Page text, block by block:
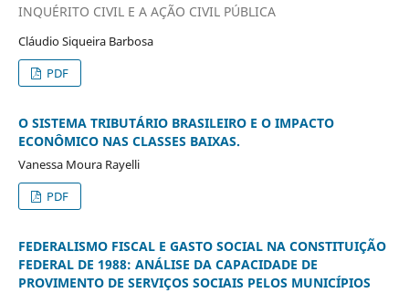
INQUÉRITO CIVIL E A AÇÃO CIVIL PÚBLICA
Cláudio Siqueira Barbosa
PDF
O SISTEMA TRIBUTÁRIO BRASILEIRO E O IMPACTO
ECONÔMICO NAS CLASSES BAIXAS.
Vanessa Moura Rayelli
PDF
FEDERALISMO FISCAL E GASTO SOCIAL NA CONSTITUIÇÃO
FEDERAL DE 1988: ANÁLISE DA CAPACIDADE DE
PROVIMENTO DE SERVIÇOS SOCIAIS PELOS MUNICÍPIOS